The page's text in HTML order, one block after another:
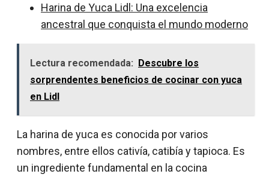
Harina de Yuca Lidl: Una excelencia
ancestral que conquista el mundo moderno
Lectura recomendada: Descubre los
sorprendentes beneficios de cocinar con yuca
en Lidl
La harina de yuca es conocida por varios
nombres, entre ellos cativía, catibía y tapioca. Es
un ingrediente fundamental en la cocina